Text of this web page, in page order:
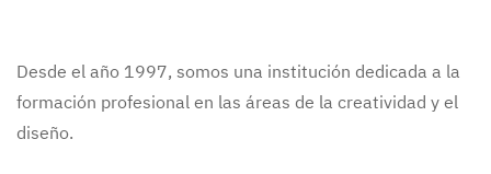
Desde el año 1997, somos una institución dedicada a la
formación profesional en las áreas de la creatividad y el
diseño.